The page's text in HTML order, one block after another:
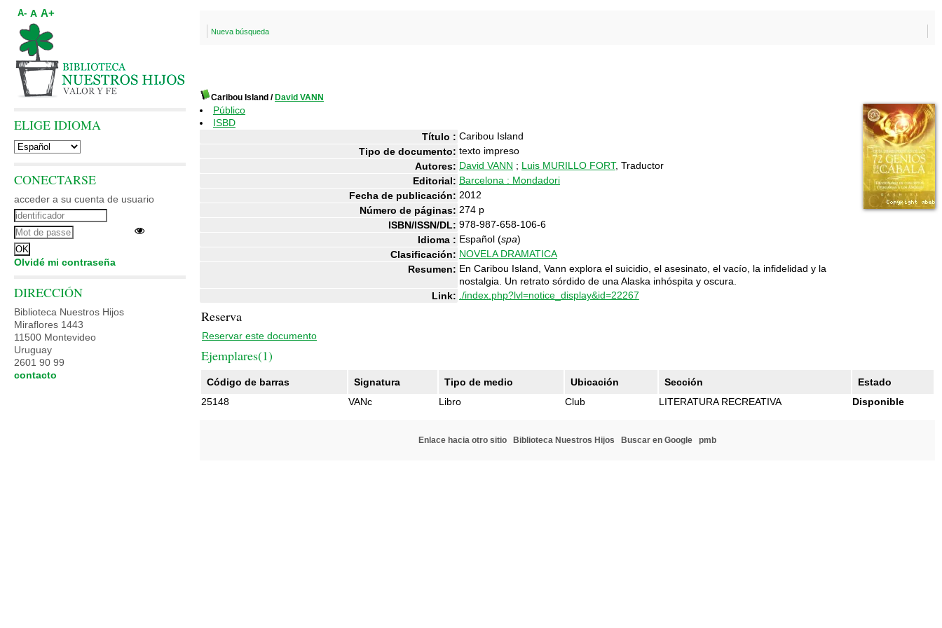
Nueva búsqueda
Caribou Island / David VANN
Público
ISBD
Título : Caribou Island
Tipo de documento: texto impreso
Autores: David VANN ; Luis MURILLO FORT, Traductor
Editorial: Barcelona : Mondadori
Fecha de publicación: 2012
Número de páginas: 274 p
ISBN/ISSN/DL: 978-987-658-106-6
Idioma : Español (spa)
Clasificación: NOVELA DRAMATICA
Resumen: En Caribou Island, Vann explora el suicidio, el asesinato, el vacío, la infidelidad y la
nostalgia. Un retrato sórdido de una Alaska inhóspita y oscura.
Link: ./index.php?lvl=notice_display&id=22267
Reserva
Reservar este documento
Ejemplares(1)
Código de barras Signatura Tipo de medio Ubicación Sección
Estado
25148
VANc Libro Club LITERATURA RECREATIVA Disponible
Enlace hacia otro sitio Biblioteca Nuestros Hijos Buscar en Google pmb
A- A A+
ELIGE IDIOMA
CONECTARSE
acceder a su cuenta de usuario
Olvidé mi contraseña
DIRECCIÓN
Biblioteca Nuestros Hijos
Miraflores 1443
11500 Montevideo
Uruguay
2601 90 99
contacto